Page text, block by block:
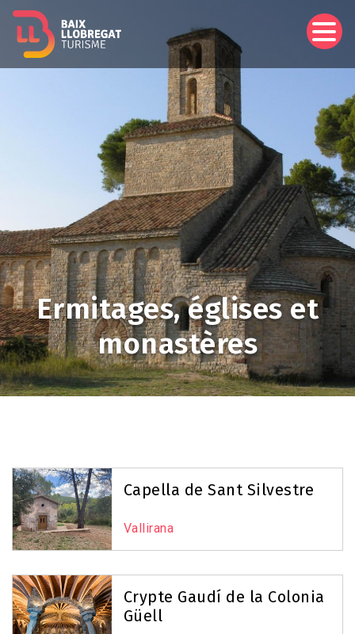
au
contenu
principal
Ermitages, églises et
monastères
Capella de Sant Silvestre
Vallirana
Crypte Gaudí de la Colonia
Güell